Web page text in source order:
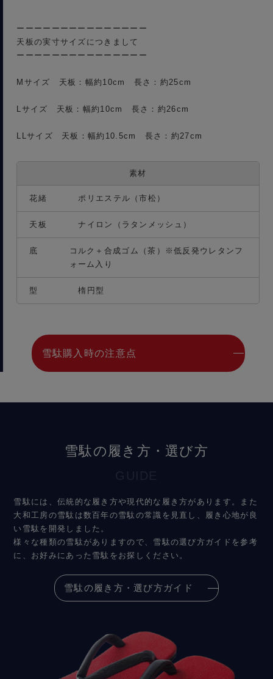
ーーーーーーーーーーーーーーー
天板の実寸サイズにつきまして
ーーーーーーーーーーーーーーー
Mサイズ 天板：幅約10cm 長さ：約25cm
Lサイズ 天板：幅約10cm 長さ：約26cm
LLサイズ 天板：幅約10.5cm 長さ：約27cm
素材
花緒 ポリエステル（市松）
天板 ナイロン（ラタンメッシュ）
底
コルク＋合成ゴム（茶）※低反発ウレタンフ
ォーム入り
型 楕円型
雪駄購入時の注意点
雪駄の履き方・選び方
雪駄には、伝統的な履き方や現代的な履き方があります。また
大和工房の雪駄は数百年の雪駄の常識を見直し、履き心地が良
い雪駄を開発しました。
様々な種類の雪駄がありますので、雪駄の選び方ガイドを参考
に、お好みにあった雪駄をお探しください。
雪駄の履き方・選び方ガイド